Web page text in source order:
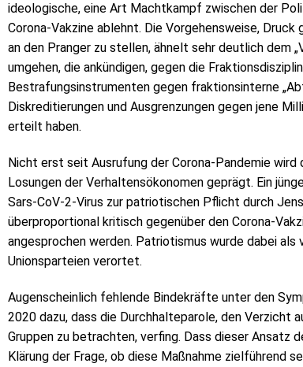
ideologische, eine Art Machtkampf zwischen der
Corona-Vakzine ablehnt. Die Vorgehensweise,
an den Pranger zu stellen, ähnelt sehr deutlich dem
umgehen, die ankündigen, gegen die
Bestrafungsinstrumenten gegen fraktionsinterne
Diskreditierungen und Ausgrenzungen gegen jene
erteilt haben.
Nicht erst seit Ausrufung der Corona-Pandemie
Losungen der Verhaltensökonomen geprägt. Ein
Sars-CoV-2-Virus zur patriotischen Pflicht durch
überproportional kritisch gegenüber den Corona-
angesprochen werden. Patriotismus wurde dabei
Unionsparteien verortet.
Augenscheinlich fehlende Bindekräfte unter den
2020 dazu, dass die Durchhalteparole, den Verzicht
Gruppen zu betrachten, verfing. Dass dieser Ansatz
Klärung der Frage, ob diese Maßnahme zielführend